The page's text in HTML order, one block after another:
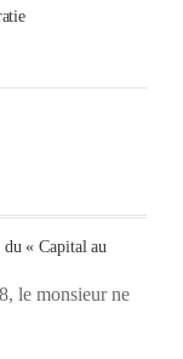
du « Capital au
le monsieur ne